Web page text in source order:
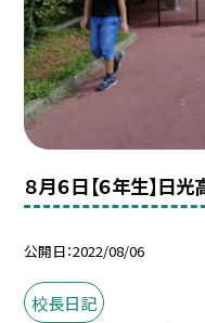
８月６日【６年生】
公開日 2022/08/06
校長日記